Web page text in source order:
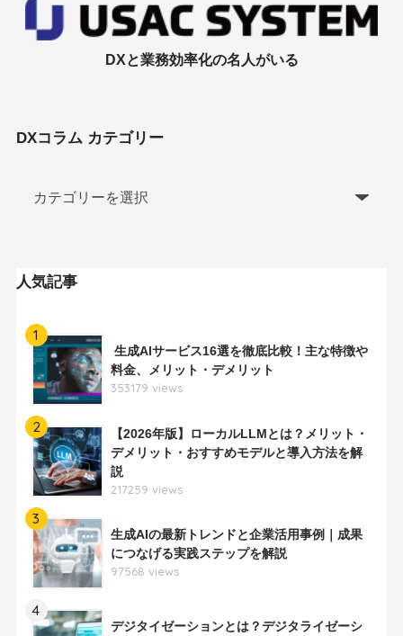
DXと業務効率化の名人がいる
DXコラム カテゴリー
人気記事
1
生成AIサービス16選を徹底比較！主な特徴や
料金、メリット・デメリット
353179 views
2
【2026年版】ローカルLLMとは？メリット・
デメリット・おすすめモデルと導入方法を解
説
217259 views
3
生成AIの最新トレンドと企業活用事例｜成果
につなげる実践ステップを解説
97568 views
4
デジタイゼーションとは？デジタライゼーシ